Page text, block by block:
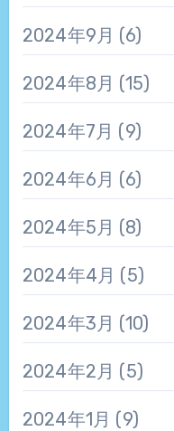
2024年9月 (6)
2024年8月 (15)
2024年7月 (9)
2024年6月 (6)
2024年5月 (8)
2024年4月 (5)
2024年3月 (10)
2024年2月 (5)
2024年1月 (9)